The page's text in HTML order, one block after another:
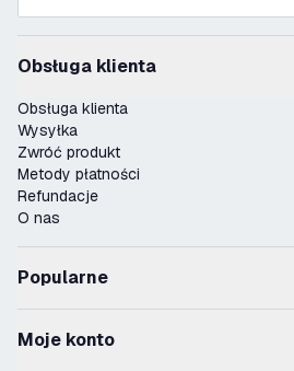
Obsługa klienta
Obsługa klienta
Wysyłka
Zwróć produkt
Metody płatności
Refundacje
O nas
Popularne
Moje konto